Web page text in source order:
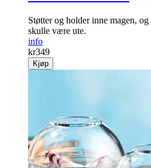
Støtter og holder inne magen,
skulle være ute.
info
kr349
Kjøp